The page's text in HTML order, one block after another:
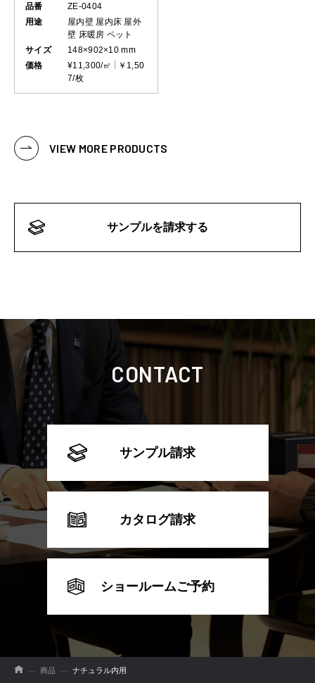
品番
ZE-0404
用途
屋内壁 屋内床 屋外
壁 床暖房 ペット
サイズ
148×902×10 mm
価格
¥11,300/㎡
￥1,50
7/枚
VIEW MORE PRODUCTS
サンプルを請求する
CONTACT
サンプル請求
カタログ請求
ショールームご予約
商品 ナチュラル内用